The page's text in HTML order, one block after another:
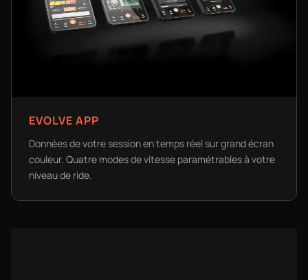
EVOLVE APP
Données de votre session en temps réel sur grand écran
couleur. Quatre modes de vitesse paramétrables à votre
niveau de ride.